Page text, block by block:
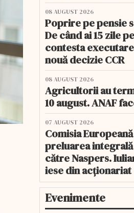
08 AUGUST 2026
Poprire pe pensie
De când ai 15 zile
contesta
nouă decizie CCR
08 AUGUST 2026
Agricultorii au
10 august. ANAF
07 AUGUST 2026
Comisia
preluarea integrală
către Naspers.
iese din acționariat
Evenimente